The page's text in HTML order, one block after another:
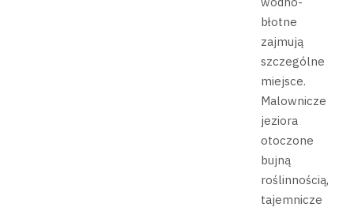
błotne
zajmują
szczególne
miejsce.
Malownicze
jeziora
otoczone
bujną
roślinnością,
tajemnicze